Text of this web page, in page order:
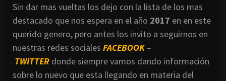
Sin dar mas vueltas los dejo con la lista de los mas
destacado que nos espera en el año 2017 en en este
querido genero, pero antes los invito a seguirnos en
nuestras redes sociales FACEBOOK–
TWITTER donde siempre vamos dando información
sobre lo nuevo que esta llegando en materia del